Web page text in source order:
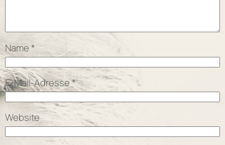
Name*
E-Mail-Adresse*
Website